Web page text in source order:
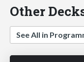
Other
See All in